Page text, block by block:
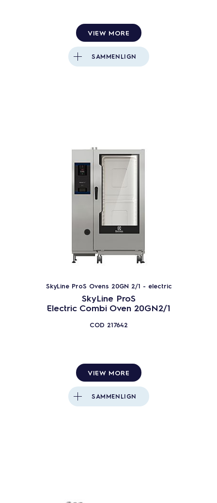
VIEW MORE
SAMMENLIGN
SkyLine ProS Ovens 20GN 2/1 - electric
SkyLine ProS
Electric Combi Oven 20GN2/1
COD 217642
VIEW MORE
SAMMENLIGN